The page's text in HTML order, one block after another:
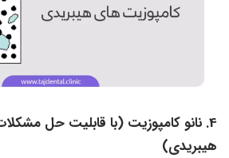
4. نانو کامپوزیت (با قابلیت حل
هیبریدی)